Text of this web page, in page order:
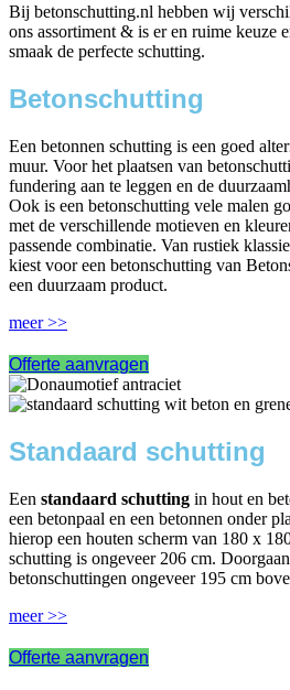
Bij betonschutting.nl hebben wij
ons assortiment & is er en ruime keuze
smaak de perfecte schutting.
Betonschutting
Een betonnen schutting is een goed
muur. Voor het plaatsen van
fundering aan te leggen en de
Ook is een betonschutting vele malen
met de verschillende motieven en
passende combinatie. Van rustiek
kiest voor een betonschutting van
een duurzaam product.
meer >>
Offerte aanvragen
Standaard schutting
Een standaard schutting in hout en
een betonpaal en een betonnen onder
hierop een houten scherm van 180 x
schutting is ongeveer 206 cm.
betonschuttingen ongeveer 195 cm
meer >>
Offerte aanvragen